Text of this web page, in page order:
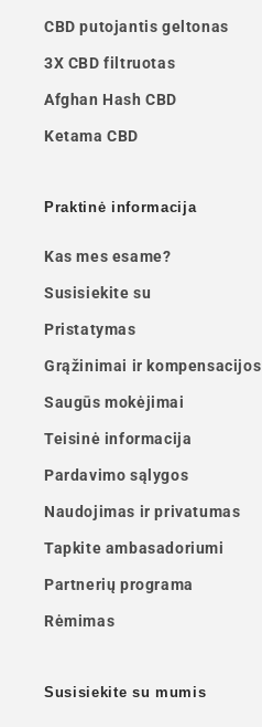
CBD putojantis geltonas
3X CBD filtruotas
Afghan Hash CBD
Ketama CBD
Praktinė informacija
Kas mes esame?
Susisiekite su
Pristatymas
Grąžinimai ir kompensacijos
Saugūs mokėjimai
Teisinė informacija
Pardavimo sąlygos
Naudojimas ir privatumas
Tapkite ambasadoriumi
Partnerių programa
Rėmimas
Susisiekite su mumis